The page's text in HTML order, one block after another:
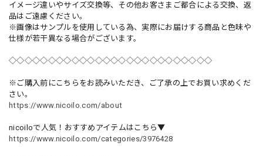
イメージ違いやサイズ交換等、その他お客さまご都合による交換、返
品はご遠慮ください。
※画像はサンプルを使用している為、実際にお届けする商品と色味や
仕様が若干異なる場合がございます。
◇◇◇◇◇◇◇◇◇◇◇◇◇◇◇◇◇◇◇◇◇◇◇◇◇◇
※ご購入前にこちらをお読みいただき、ご了承の上でお買い求めくだ
さい。
https://www.nicoilo.com/about
nicoiloで人気！おすすめアイテムはこちら▼
https://www.nicoilo.com/categories/3976428